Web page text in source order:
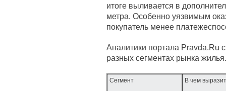
итоге выливается в
метра. Особенно уязвимым
покупатель менее
Аналитики портала Pravda.Ru
разных сегментах рынка жилья.
Сегмент В чем